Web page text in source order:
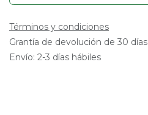
Términos y condiciones
Grantía de devolución de 30 días
Envío: 2-3 días hábiles